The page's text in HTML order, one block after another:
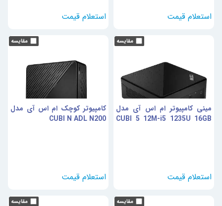
مینی کامپیوتر ام اس آی مدل
CUBI 5 12M-i5 1235U 16GB
کامپیوتر کوچک ام اس آی مدل
CUBI N ADL N200